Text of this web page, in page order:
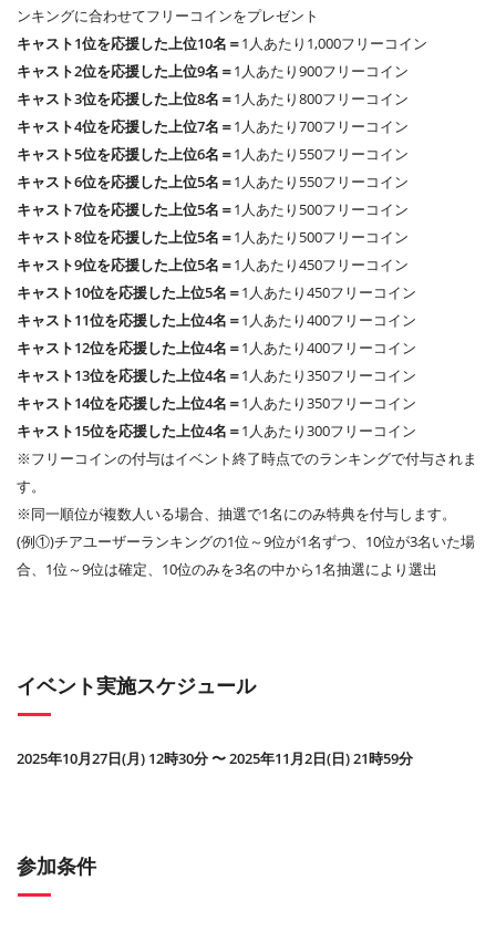
ンキングに合わせてフリーコインをプレゼント
キャスト1位を応援した上位10名＝1人あたり1,000フリーコイン
キャスト2位を応援した上位9名＝1人あたり900フリーコイン
キャスト3位を応援した上位8名＝1人あたり800フリーコイン
キャスト4位を応援した上位7名＝1人あたり700フリーコイン
キャスト5位を応援した上位6名＝1人あたり550フリーコイン
キャスト6位を応援した上位5名＝1人あたり550フリーコイン
キャスト7位を応援した上位5名＝1人あたり500フリーコイン
キャスト8位を応援した上位5名＝1人あたり500フリーコイン
キャスト9位を応援した上位5名＝1人あたり450フリーコイン
キャスト10位を応援した上位5名＝1人あたり450フリーコイン
キャスト11位を応援した上位4名＝1人あたり400フリーコイン
キャスト12位を応援した上位4名＝1人あたり400フリーコイン
キャスト13位を応援した上位4名＝1人あたり350フリーコイン
キャスト14位を応援した上位4名＝1人あたり350フリーコイン
キャスト15位を応援した上位4名＝1人あたり300フリーコイン
※フリーコインの付与はイベント終了時点でのランキングで付与されま
す。
※同一順位が複数人いる場合、抽選で1名にのみ特典を付与します。
(例①)チアユーザーランキングの1位～9位が1名ずつ、10位が3名いた場
合、1位～9位は確定、10位のみを3名の中から1名抽選により選出
イベント実施スケジュール
2025年10月27日(月) 12時30分 〜 2025年11月2日(日) 21時59分
参加条件